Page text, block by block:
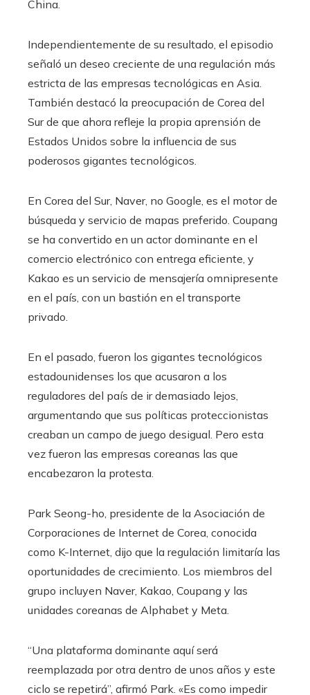
China.
Independientemente de su resultado, el episodio
señaló un deseo creciente de una regulación más
estricta de las empresas tecnológicas en Asia.
También destacó la preocupación de Corea del
Sur de que ahora refleje la propia aprensión de
Estados Unidos sobre la influencia de sus
poderosos gigantes tecnológicos.
En Corea del Sur, Naver, no Google, es el motor de
búsqueda y servicio de mapas preferido. Coupang
se ha convertido en un actor dominante en el
comercio electrónico con entrega eficiente, y
Kakao es un servicio de mensajería omnipresente
en el país, con un bastión en el transporte
privado.
En el pasado, fueron los gigantes tecnológicos
estadounidenses los que acusaron a los
reguladores del país de ir demasiado lejos,
argumentando que sus políticas proteccionistas
creaban un campo de juego desigual. Pero esta
vez fueron las empresas coreanas las que
encabezaron la protesta.
Park Seong-ho, presidente de la Asociación de
Corporaciones de Internet de Corea, conocida
como K-Internet, dijo que la regulación limitaría las
oportunidades de crecimiento. Los miembros del
grupo incluyen Naver, Kakao, Coupang y las
unidades coreanas de Alphabet y Meta.
“Una plataforma dominante aquí será
reemplazada por otra dentro de unos años y este
ciclo se repetirá”, afirmó Park. «Es como impedir